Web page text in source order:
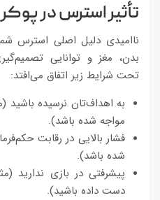
تأثیر استرس در پوکر
ناامیدی دلیل اصلی استرس
بدن، مغز و توانایی
تحت شرایط زیر اتفاق می‌افتد:
به اهداف‌تان نرسیده
مواجه شده باشد).
شده باشد).
پیشرفتی در بازی ندارید
دست داده باشید).